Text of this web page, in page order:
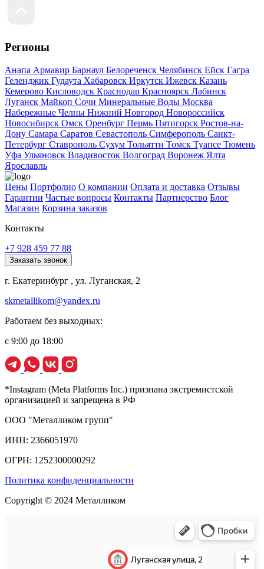
Регионы
Анапа Армавир Барнаул Белореченск Челябинск Ейск Гагра
Геленджик Гудаута Хабаровск Иркутск Ижевск Казань
Кемерово Кисловодск Краснодар Красноярск Лабинск
Луганск Майкоп Сочи Минеральные Воды Москва
Набережные Челны Нижний Новгород Новороссийск
Новосибирск Омск Оренбург Пермь Пятигорск Ростов-на-
Дону Самара Саратов Севастополь Симферополь Санкт-
Петербург Ставрополь Сухум Тольятти Томск Туапсе Тюмень
Уфа Ульяновск Владивосток Волгоград Воронеж Ялта
Ярославль
Цены Портфолио О компании Оплата и доставка Отзывы
Гарантии Частые вопросы Контакты Партнерство Блог
Магазин Корзина заказов
Контакты
+7 928 459 77 88
Заказать звонок
г. Екатеринбург , ул. Луганская, 2
skmetallikom@yandex.ru
Работаем без выходных:
с 9:00 до 18:00
*Instagram (Meta Platforms Inc.) признана экстремистской
организацией и запрещена в РФ
ООО "Металликом групп"
ИНН: 2366051970
ОГРН: 1252300000292
Политика конфиденциальности
Copyright © 2024 Металликом